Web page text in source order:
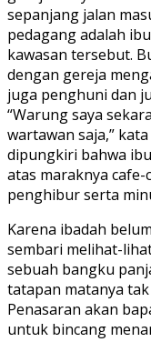
sepanjang jalan
pedagang adalah
kawasan tersebut.
dengan gereja
juga penghuni dan
“Warung saya
wartawan saja,”
dipungkiri bahwa
atas maraknya
penghibur serta
Karena ibadah
sembari melihat-
sebuah bangku
tatapan matanya
Penasaran akan
untuk bincang